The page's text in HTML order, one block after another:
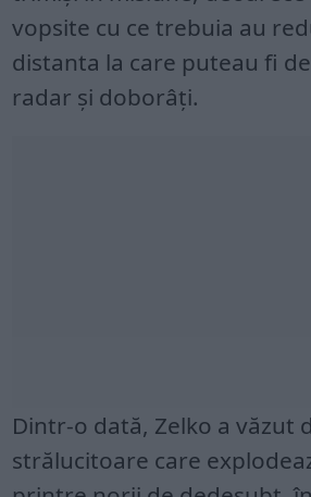
vopsite cu ce trebuia au
distanta la care puteau fi
radar și doborâți.
Dintr-o dată, Zelko a văzut
strălucitoare care